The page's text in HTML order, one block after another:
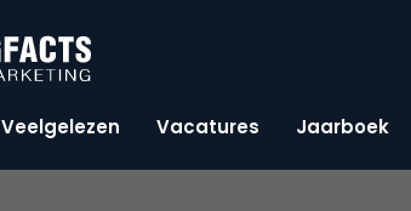
Veelgelezen Vacatures Jaarboek